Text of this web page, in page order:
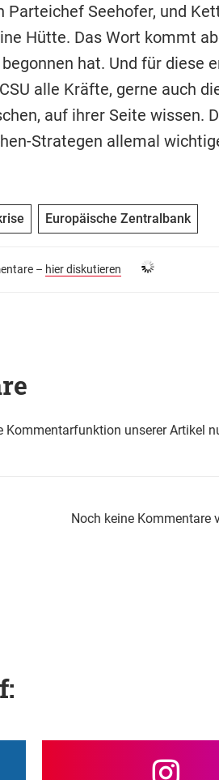
Parteichef Seehofer, und
Hütte. Das Wort kommt
hat. Und für diese
alle Kräfte, gerne auch
auf ihrer Seite wissen.
Strategen allemal
Europäische Zentralbank
– hier diskutieren
Kommentarfunktion unserer Artikel
Noch keine Kommentare